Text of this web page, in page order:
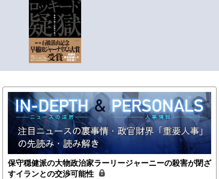
保守穏健派の大物政治家ラーリージャーニーの殺害が閉ざ
すイランとの交渉可能性